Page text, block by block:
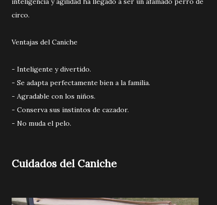
circo.
Ventajas del Caniche
- Inteligente y divertido.
- Se adapta perfectamente bien a la familia.
- Agradable con los niños.
- Conserva sus instintos de cazador.
- No muda el pelo.
Cuidados del Caniche